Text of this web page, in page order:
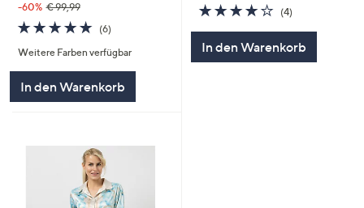
-60% € 99,99
5.0
von
5
(6)6
Weitere Farben verfügbar
In den Warenkorb
3.8
von
(4)4
In den Warenkorb